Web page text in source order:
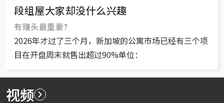
段组屋大家却没什么兴趣
有赚头最重要？
2026年才过了三个月，新加坡的公寓市场已经有三个项
目在开盘周末就售出超过90%单位：
视频